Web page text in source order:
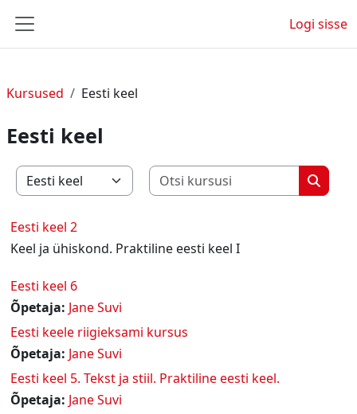
Küljepaneel
Logi sisse
Kursused Eesti keel
Eesti keel
Kursuste kategooriad
Otsi
Otsi
Eesti keel 2
Keel ja ühiskond. Praktiline eesti keel I
Eesti keel 6
Õpetaja: Jane Suvi
Eesti keele riigieksami kursus
Õpetaja: Jane Suvi
Eesti keel 5. Tekst ja stiil. Praktiline eesti keel.
Õpetaja: Jane Suvi